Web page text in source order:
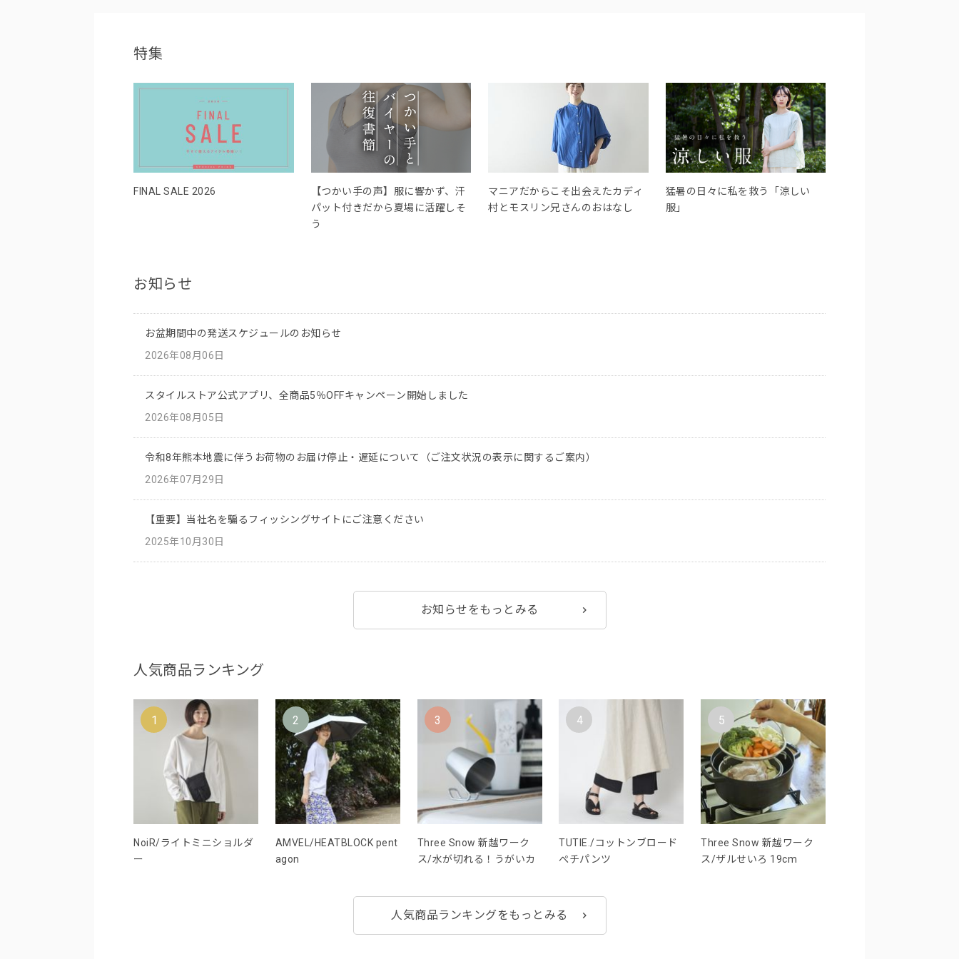
特集
FINAL SALE 2026
【つかい手の声】服に響かず、汗
パット付きだから夏場に活躍しそ
う
マニアだからこそ出会えたカディ
村とモスリン兄さんのおはなし
猛暑の日々に私を救う「涼しい
服」
お知らせ
お盆期間中の発送スケジュールのお知らせ
2026年08月06日
スタイルストア公式アプリ、全商品5％OFFキャンペーン開始しました
2026年08月05日
令和8年熊本地震に伴うお荷物のお届け停止・遅延について（ご注文状況の表示に関するご案内）
2026年07月29日
【重要】当社名を騙るフィッシングサイトにご注意ください
2025年10月30日
お知らせをもっとみる
人気商品ランキング
1
NoiR/ライトミニショルダ
ー
2
AMVEL/HEATBLOCK pent
agon
3
Three Snow 新越ワーク
ス/水が切れる！うがいカ
4
TUTIE./コットンブロード
ぺチパンツ
5
Three Snow 新越ワーク
ス/ザルせいろ 19cm
人気商品ランキングをもっとみる